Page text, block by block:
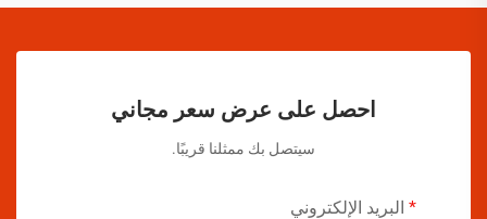
احصل على عرض سعر مجاني
سيتصل بك ممثلنا قريبًا.
البريد الإلكتروني